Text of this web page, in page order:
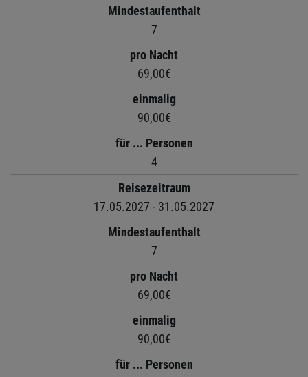
Mindestaufenthalt
7
pro Nacht
69,00€
einmalig
90,00€
für ... Personen
4
Reisezeitraum
17.05.2027 - 31.05.2027
Mindestaufenthalt
7
pro Nacht
69,00€
einmalig
90,00€
für ... Personen